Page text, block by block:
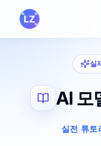
본문으로 건너뛰기
실
AI 모
실전 튜토